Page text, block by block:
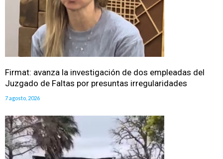
Firmat: avanza la investigación de dos empleadas del
Juzgado de Faltas por presuntas irregularidades
7 agosto, 2026